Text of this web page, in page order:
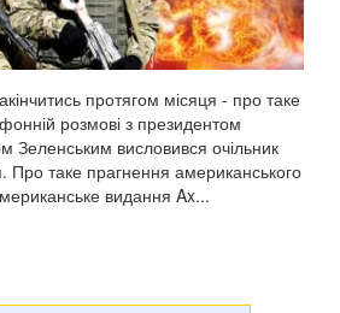
протягом місяця - про таке
розмові з президентом
Зеленським висловився очільник
таке прагнення американського
видання Ax...